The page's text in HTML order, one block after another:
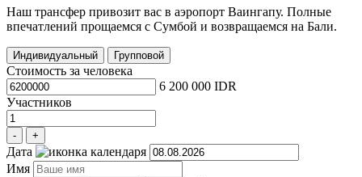
Наш трансфер привозит вас в аэропорт Ваингапу. Полные
впечатлений прощаемся с Сумбой и возвращаемся на Бали.
Индивидуальный Групповой
Стоимость за человека
6 200 000 IDR
Участников
- +
Дата
Имя